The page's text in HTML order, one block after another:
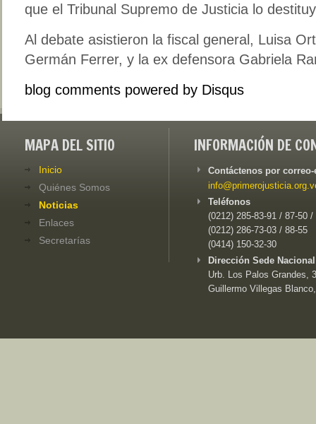
que el Tribunal Supremo de Justicia lo
Al debate asistieron la fiscal general, Luisa
Germán Ferrer, y la ex defensora Gabriela
blog comments powered by Disqus
MAPA DEL SITIO
Inicio
Quiénes Somos
Noticias
Enlaces
Secretarías
INFORMACIÓN DE
Contáctenos por
Teléfonos
(0212) 285-83-91 / 87-50 /
(0212) 286-73-03 / 88-55
(0414) 150-32-30
Dirección Sede
Urb. Los Palos Grandes,
Guillermo Villegas